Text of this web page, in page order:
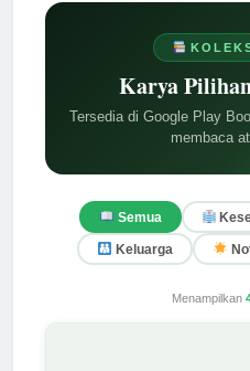
Karya
Tersedia di Google Play
membaca
Semua
Keluarga
Menampilkan